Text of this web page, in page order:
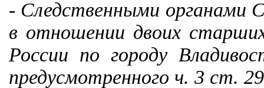
- Следственными органами
в отношении двоих
России по городу
предусмотренного ч. 3 ст.